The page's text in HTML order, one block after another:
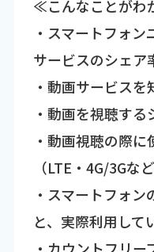
≪こんなことがわ
・スマートフォ
サービスのシェア
・動画サービス
・動画を視聴す
・動画視聴の際
（LTE・4G/3Gな
・スマートフォ
と、実際利用して